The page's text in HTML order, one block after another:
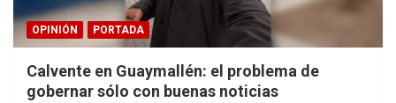
OPINIÓN PORTADA
Calvente en Guaymallén: el problema de
gobernar sólo con buenas noticias